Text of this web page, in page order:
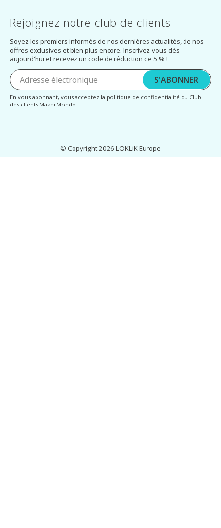
Rejoignez notre club de clients
Soyez les premiers informés de nos dernières actualités, de nos
offres exclusives et bien plus encore. Inscrivez-vous dès
aujourd'hui et recevez un code de réduction de 5 % !
S'ABONNER
En vous abonnant, vous acceptez la politique de confidentialité du Club
des clients MakerMondo.
© Copyright 2026 LOKLiK Europe